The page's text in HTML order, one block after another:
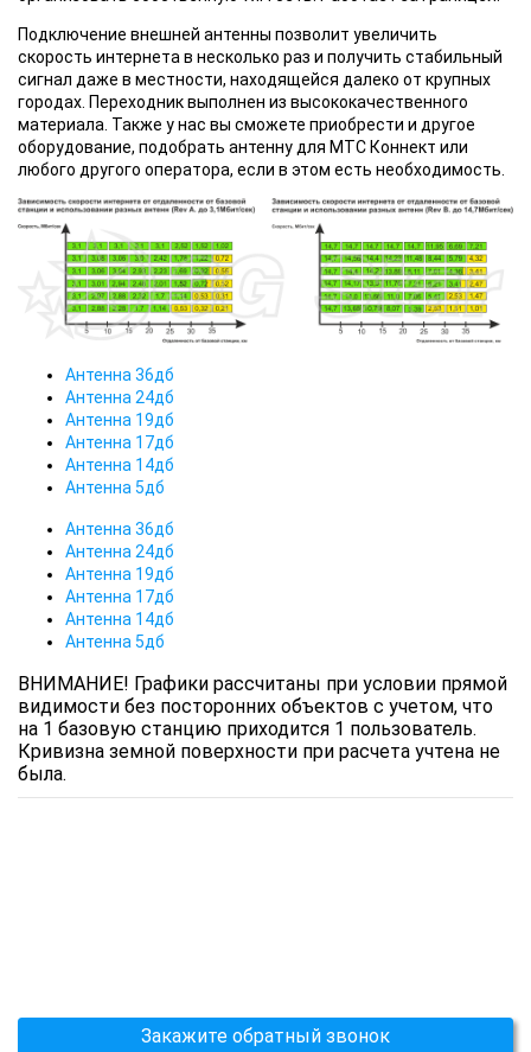
Подключение внешней антенны позволит увеличить
скорость интернета в несколько раз и получить стабильный
сигнал даже в местности, находящейся далеко от крупных
городах. Переходник выполнен из высококачественного
материала. Также у нас вы сможете приобрести и другое
оборудование, подобрать антенну для МТС Коннект или
любого другого оператора, если в этом есть необходимость.
Антенна 36дб
Антенна 24дб
Антенна 19дб
Антенна 17дб
Антенна 14дб
Антенна 5дб
Антенна 36дб
Антенна 24дб
Антенна 19дб
Антенна 17дб
Антенна 14дб
Антенна 5дб
ВНИМАНИЕ! Графики рассчитаны при условии прямой
видимости без посторонних объектов с учетом, что
на 1 базовую станцию приходится 1 пользователь.
Кривизна земной поверхности при расчета учтена не
была.
Закажите обратный звонок